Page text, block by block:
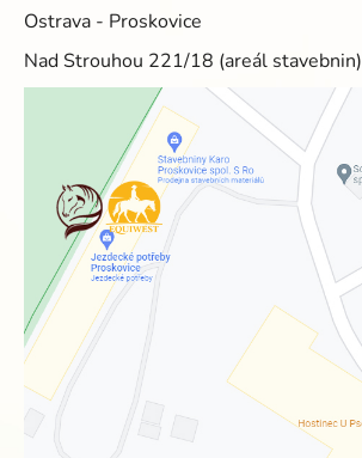
Ostrava - Proskovice
Nad Strouhou 221/18 (areál stavebnin)